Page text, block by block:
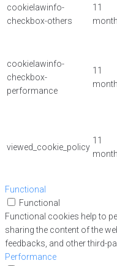
cookielawinfo-
checkbox-others
11
cookielawinfo-
checkbox-
performance
11
viewed_cookie_policy
11
Functional
Functional
Functional cookies help to
sharing the content of the
feedbacks, and other third-
Performance